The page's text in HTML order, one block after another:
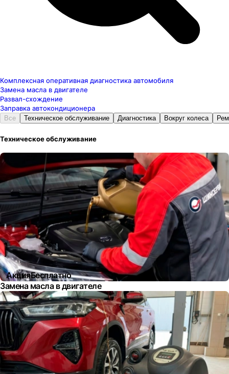
Комплексная оперативная диагностика автомобиля
Замена масла в двигателе
Развал-схождение
Заправка автокондиционера
Все Техническое обслуживание Диагностика Вокруг колеса
Техническое обслуживание
АкцияБесплатно
Замена масла в двигателе